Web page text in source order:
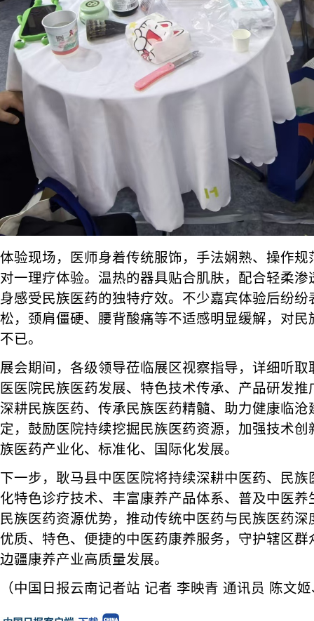
体验现场，医师身着传统服饰，手法娴熟、操作
对一理疗体验。温热的器具贴合肌肤，配合轻柔
身感受民族医药的独特疗效。不少嘉宾体验后纷
松，颈肩僵硬、腰背酸痛等不适感明显缓解，对
不已。
展会期间，各级领导莅临展区视察指导，详细听
医医院民族医药发展、特色技术传承、产品研发
深耕民族医药、传承民族医药精髓、助力健康临
定，鼓励医院持续挖掘民族医药资源，加强技术
族医药产业化、标准化、国际化发展。
下一步，耿马县中医医院将持续深耕中医药、民
化特色诊疗技术、丰富康养产品体系、普及中医
民族医药资源优势，推动传统中医药与民族医药
优质、特色、便捷的中医药康养服务，守护辖区
边疆康养产业高质量发展。
（中国日报云南记者站 记者 李映青 通讯员 陈文